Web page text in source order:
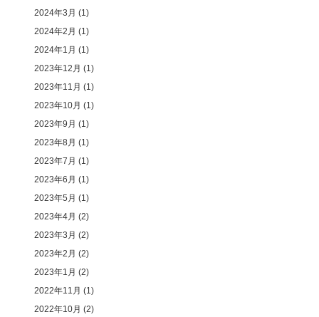
2024年3月 (1)
2024年2月 (1)
2024年1月 (1)
2023年12月 (1)
2023年11月 (1)
2023年10月 (1)
2023年9月 (1)
2023年8月 (1)
2023年7月 (1)
2023年6月 (1)
2023年5月 (1)
2023年4月 (2)
2023年3月 (2)
2023年2月 (2)
2023年1月 (2)
2022年11月 (1)
2022年10月 (2)